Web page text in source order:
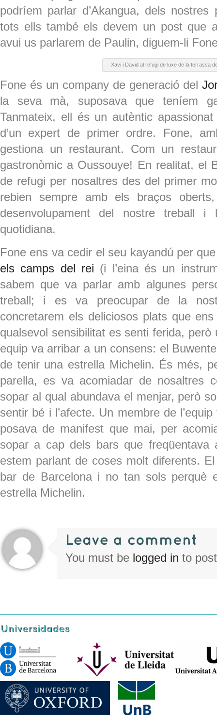
podríem parlar d’Akangua, dels
tots ells també els devem un post que
avui us parlarem de Paulin, diguem-li
Xavi i David al refugi de luxe de la terrassa
Fone és un company de generació del
la seva mà, suposava que teníem
Tanmateix, ell és un autèntic
d’un expert de primer ordre. Fone,
gestiona un restaurant. Com un
gastronòmic a Oussouye! En realitat, el
de refugi per nosaltres des del primer
rebien sempre amb els braços
desenvolupament del nostre treball
quotidiana.
Fone ens va cedir el seu kayandú per
els camps del rei (i l’eina és un
sabem que va parlar amb algunes
treball; i es va preocupar de la
concretarem els deliciosos plats que
qualsevol sensibilitat es senti ferida,
equip va arribar a un consens: el
de tenir una estrella Michelin. És més,
parella, es va acomiadar de nosaltres
sopar al qual abundava el menjar, però
sentir bé i l’afecte. Un membre de
posava de manifest que mai, per
sopar a cap dels bars que freqüentava
estem parlant de coses molt diferents.
bar de Barcelona i no tan sols perquè
estrella Michelin.
You must be logged in to